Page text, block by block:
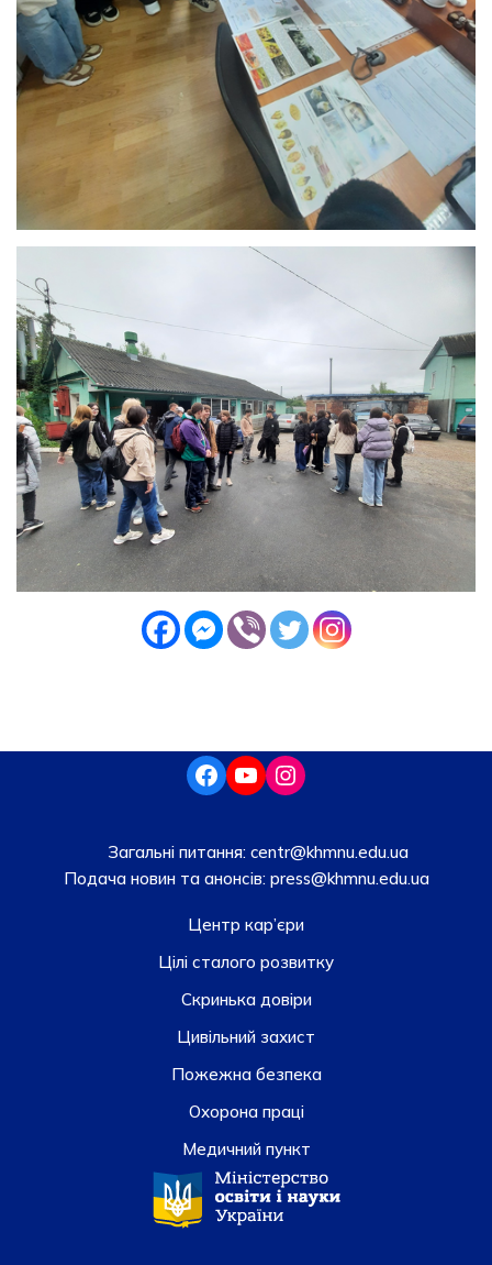
Загальні питання: centr@khmnu.edu.ua
Подача новин та анонсів:press@khmnu.edu.ua
Центр кар’єри
Цілі сталого розвитку
Скринька довiри
Цивільний захист
Пожежна безпека
Охорона праці
Медичний пункт